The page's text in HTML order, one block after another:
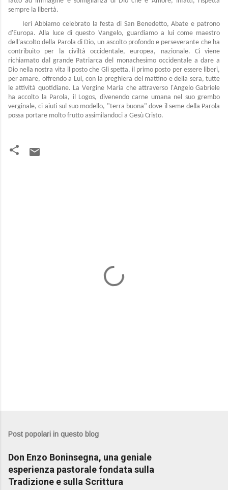
sempre la libertà.
Ieri Abbiamo celebrato la festa di San Benedetto, Abate e patrono
d'Europa. Alla luce di questo Vangelo, guardiamo a lui come maestro
dell'ascolto della Parola di Dio, un ascolto profondo e perseverante che ha
contribuito per la civiltà occidentale, europea, nazionale. Ci viene
richiamato dal grande Patriarca del monachesimo occidentale a dare a
Dio nella nostra vita il posto che Gli spetta, il primo posto per essere liberi,
per amare, offrendo a Lui, con la preghiera del mattino e della sera, tutte
le attività quotidiane. La Vergine Maria che attraverso l'Angelo Gabriele
ha accolto la Parola, il Logos, divenendo carne umana nel suo grembo
verginale, ci aiuti sul suo modello, "terra buona" dove il seme della Parola
possa portare molto frutto assimilandoci a Gesù Cristo.
Post popolari in questo blog
Don Enzo Boninsegna, una geniale
esperienza pastorale fondata sulla
Tradizione e sulla Scrittura